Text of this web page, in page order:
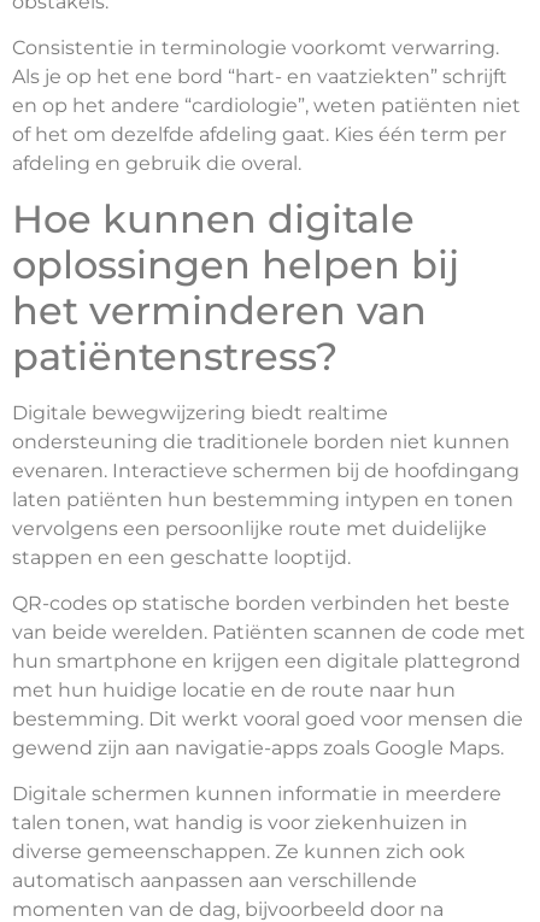
Consistentie in terminologie voorkomt verwarring.
Als je op het ene bord “hart- en vaatziekten” schrijft
en op het andere “cardiologie”, weten patiënten niet
of het om dezelfde afdeling gaat. Kies één term per
afdeling en gebruik die overal.
Hoe kunnen digitale
oplossingen helpen bij
het verminderen van
patiëntenstress?
Digitale bewegwijzering biedt realtime
ondersteuning die traditionele borden niet kunnen
evenaren. Interactieve schermen bij de hoofdingang
laten patiënten hun bestemming intypen en tonen
vervolgens een persoonlijke route met duidelijke
stappen en een geschatte looptijd.
QR-codes op statische borden verbinden het beste
van beide werelden. Patiënten scannen de code met
hun smartphone en krijgen een digitale plattegrond
met hun huidige locatie en de route naar hun
bestemming. Dit werkt vooral goed voor mensen die
gewend zijn aan navigatie-apps zoals Google Maps.
Digitale schermen kunnen informatie in meerdere
talen tonen, wat handig is voor ziekenhuizen in
diverse gemeenschappen. Ze kunnen zich ook
automatisch aanpassen aan verschillende
momenten van de dag, bijvoorbeeld door na